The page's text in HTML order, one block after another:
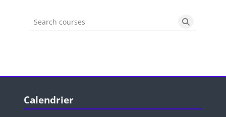
Search courses Search
Blocs
Calendrier